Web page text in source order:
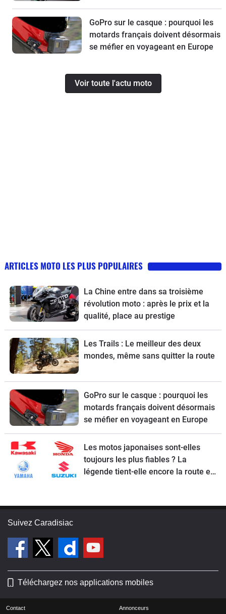
GoPro sur le casque : pourquoi les
motards français doivent désormais
se méfier en voyageant en Europe
Voir toute l'actu moto
ARTICLES MOTO LES PLUS POPULAIRES
La Chine entre dans sa troisième
révolution moto : après le prix et la
qualité, place au prestige
Les Trails : Le meilleur des deux
mondes, même sans quitter la route
GoPro sur le casque : pourquoi les
motards français doivent désormais
se méfier en voyageant en Europe
Les motos japonaises sont-elles
toujours les plus fiables ? La
légende tient-elle encore la route en
Suivez Caradisiac
Téléchargez nos applications mobiles
Contact Annonceurs